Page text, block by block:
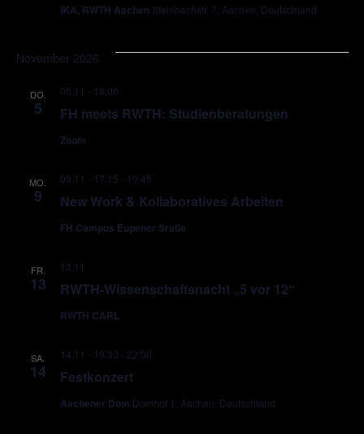
IKA, RWTH Aachen Steinbachstr. 7, Aachen, Deutschland
November 2026
DO.
5 FH meets RWTH: Studienberatungen
05.11 - 18:00
Zoom
MO.
9 New Work & Kollaboratives Arbeiten
09.11 - 17:15 - 19:45
FH Campus Eupener Sraße
FR.
13 RWTH-Wissenschaftsnacht „5 vor 12“
13.11
RWTH CARL
SA.
14 Festkonzert
14.11 - 19:30 - 22:00
Aachener Dom Domhof 1, Aachen, Deutschland